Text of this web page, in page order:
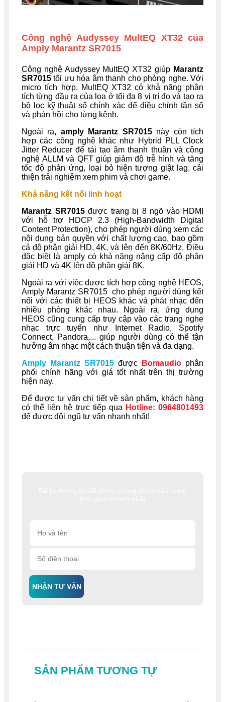
NHẬN TƯ VẤN
Công nghệ Audyssey MultEQ XT32 của
Amply Marantz SR7015
Công nghệ Audyssey MultEQ XT32 giúp Marantz
SR7015 tối ưu hóa âm thanh cho phòng nghe. Với
micro tích hợp, MultEQ XT32 có khả năng phân
tích từng đầu ra của loa ở tối đa 8 vị trí đo và tạo ra
bộ lọc kỹ thuật số chính xác để điều chỉnh tần số
và phản hồi cho từng kênh.
Ngoài ra, amply Marantz SR7015này còn tích
hợp các công nghệ khác như Hybrid PLL Clock
Jitter Reducer để tái tạo âm thanh thuần và công
nghệ ALLM và QFT giúp giảm độ trễ hình và tăng
tốc độ phản ứng, loại bỏ hiện tượng giật lag, cải
thiện trải nghiệm xem phim và chơi game.
Khả năng kết nối linh hoạt
Marantz SR7015được trang bị 8 ngõ vào HDMI
với hỗ trợ HDCP 2.3 (High-Bandwidth Digital
Content Protection), cho phép người dùng xem các
nội dung bản quyền với chất lượng cao, bao gồm
cả độ phân giải HD, 4K, và lên đến 8K/60Hz. Điều
đặc biệt là amply có khả năng nâng cấp độ phân
giải HD và 4K lên độ phân giải 8K.
Ngoài ra với việc được tích hợp công nghệ HEOS,
Amply Marantz SR7015 cho phép người dùng kết
nối với các thiết bị HEOS khác và phát nhạc đến
nhiều phòng khác nhau. Ngoài ra, ứng dụng
HEOS cũng cung cấp truy cập vào các trang nghe
nhạc trực tuyến như Internet Radio, Spotify
Connect, Pandora,... giúp người dùng có thể tận
hưởng âm nhạc một cách thuận tiện và đa dạng.
Amply Marantz SR7015 được Bomaudio phân
phối chính hãng với giá tốt nhất trên thị trường
hiện nay.
Để được tư vấn chi tiết về sản phẩm, khách hàng
có thể liên hệ trực tiếp qua Hotline: 0964801493
để được đội ngũ tư vấn nhanh nhất!
SẢN PHẨM TƯƠNG TỰ